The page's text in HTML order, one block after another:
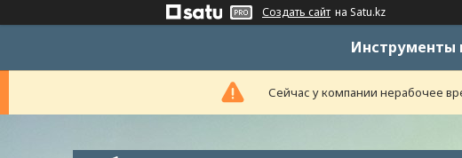
Создать сайт на Satu.kz
Инструменты
Сейчас у компании нерабочее